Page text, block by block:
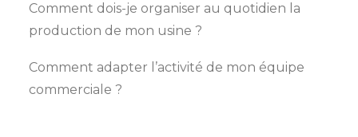
Comment dois-je organiser au quotidien la
production de mon usine ?
Comment adapter l’activité de mon équipe
commerciale ?